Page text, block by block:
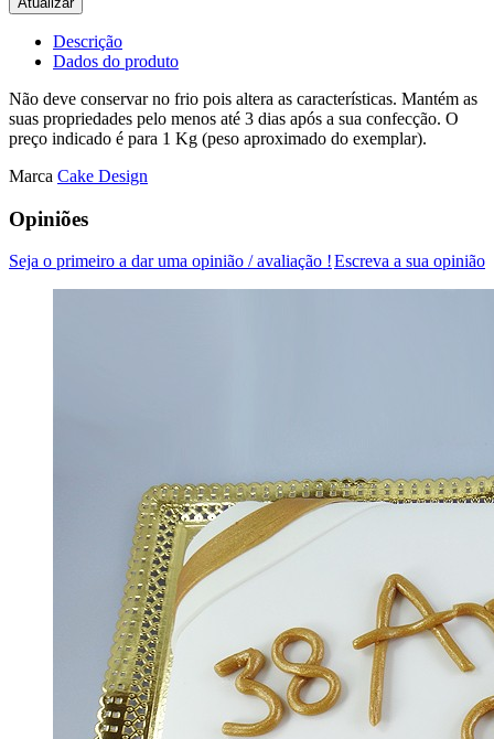
Descrição
Dados do produto
Não deve conservar no frio pois altera as características. Mantém as
suas propriedades pelo menos até 3 dias após a sua confecção. O
preço indicado é para 1 Kg (peso aproximado do exemplar).
Marca Cake Design
Opiniões
Escreva a sua opinião
Seja o primeiro a dar uma opinião / avaliação !